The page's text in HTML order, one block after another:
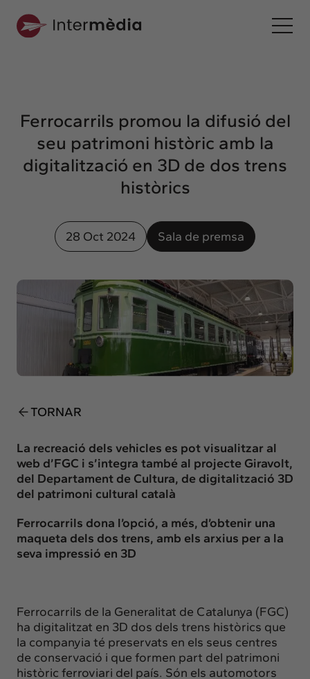
Interconnexió
Els nostres serveis
Interacció
Intermèdia
Confidencial
Insights
Actualitat
Intercanvi
Contacte
info@intermedia.cat
Ferrocarrils promou la difusió del
seu patrimoni històric amb la
digitalització en 3D de dos trens
històrics
28 Oct 2024 Sala de premsa
TORNAR
La recreació dels vehicles es pot visualitzar al
web d’FGC i s’integra també al projecte Giravolt,
del Departament de Cultura, de digitalització 3D
del patrimoni cultural català
Ferrocarrils dona l’opció, a més, d’obtenir una
maqueta dels dos trens, amb els arxius per a la
seva impressió en 3D
Ferrocarrils de la Generalitat de Catalunya (FGC)
ha digitalitzat en 3D dos dels trens històrics que
la companyia té preservats en els seus centres
de conservació i que formen part del patrimoni
històric ferroviari del país. Són els automotors